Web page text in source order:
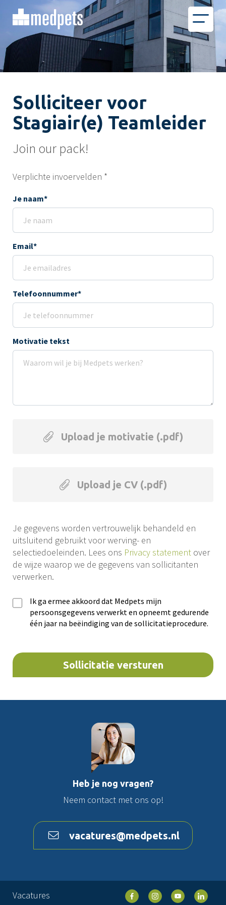
Solliciteer voor
Stagiair(e) Teamleider
Join our pack!
Verplichte invoervelden *
Je naam*
Email*
Telefoonnummer*
Motivatie tekst
Upload je motivatie (.pdf)
Upload je CV (.pdf)
Je gegevens worden vertrouwelijk behandeld en
uitsluitend gebruikt voor werving- en
selectiedoeleinden. Lees ons Privacy statement over
de wijze waarop we de gegevens van sollicitanten
verwerken.
Ik ga ermee akkoord dat Medpets mijn
persoonsgegevens verwerkt en opneemt gedurende
één jaar na beëindiging van de sollicitatieprocedure.
Sollicitatie versturen
Heb je nog vragen?
Neem contact met ons op!
vacatures@medpets.nl
Vacatures